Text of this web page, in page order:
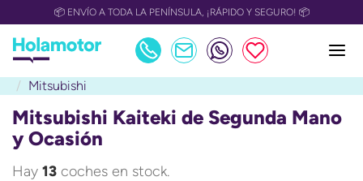
📅 OULET Grupo Safamotor hasta 15.000€ descuento📅
Mitsubishi
Mitsubishi Kaiteki de Segunda Mano
y Ocasión
Hay 13 coches en stock.